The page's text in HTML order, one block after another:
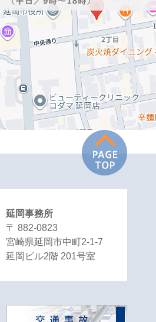
延岡事務所
〒 882-0823
宮崎県延岡市中町2-1-7
延岡ビル2階 201号室